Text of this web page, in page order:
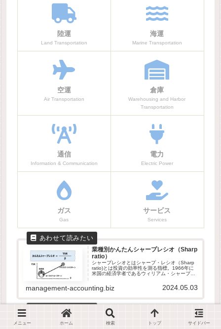
陸運
Land Transportation
海運
Marine Transportation
空運
Air Transportation
倉庫
Warehousing and Harbor
Transportation
通信
Information & Communication
電力
Electric Power
ガス
Gas
サービス
Services
業種別かんたんシャープレシオ（Sharp
ratio）
シャープレシオとはシャープ・レシオ（Sharp
ratio)とは投資の効率性を測る指標。1966年に
米国の経済学者であるウィリアム・シャープに
(MPT)や資本資産価格モデル(CAPM)を基礎とし
た投資の...
management-accounting.biz 2024.05.03
株主総利回り（TSR: Total
Shareholders Return）
メニュー ホーム 検索 トップ サイドバー